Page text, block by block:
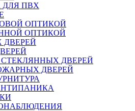
ДЛЯ ПВХ
ОПТИКОЙ
ОПТИКОЙ
ДВЕРЕЙ
ДВЕРЕЙ
ДВЕРЕЙ